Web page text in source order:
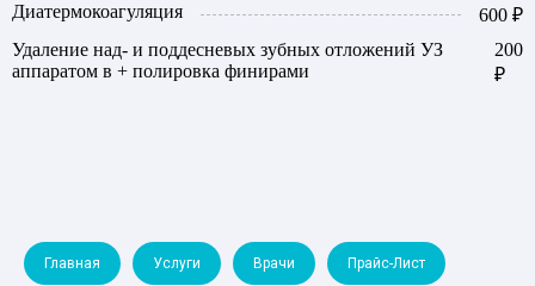
Диатермокоагуляция
600 ₽
Удаление над- и поддесневых зубных отложений УЗ
аппаратом в + полировка финирами
200
₽
Главная Услуги Врачи Прайс-Лист